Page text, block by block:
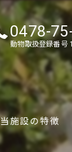
0478-
動物取扱登録番号
当施設の特徴